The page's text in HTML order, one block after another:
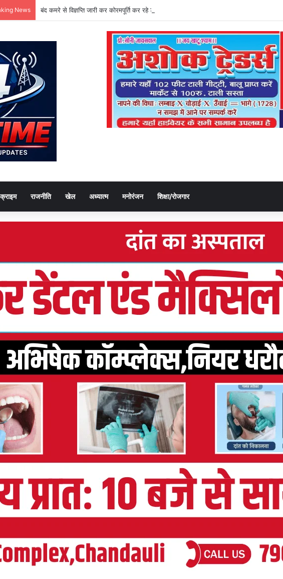
News बंद कमरे से विज्ञप्ति जारी कर कोरमपूर्ति कर रहे डीएओ, किसानों को लूट रहे निजी दुकानदार
क्राइम राजनीति खेल अध्यात्म मनोरंजन शिक्षा/रोजगार